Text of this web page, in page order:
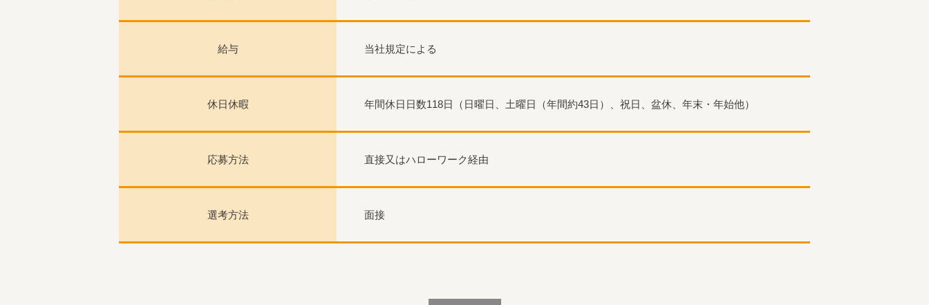
給与 当社規定による
休日休暇 年間休日日数118日（日曜日、土曜日（年間約43日）、祝日、盆休、年末・年始他）
応募方法 直接又はハローワーク経由
選考方法 面接